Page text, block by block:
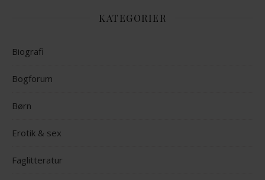
KATEGORIER
Biografi
Bogforum
Børn
Erotik & sex
Faglitteratur